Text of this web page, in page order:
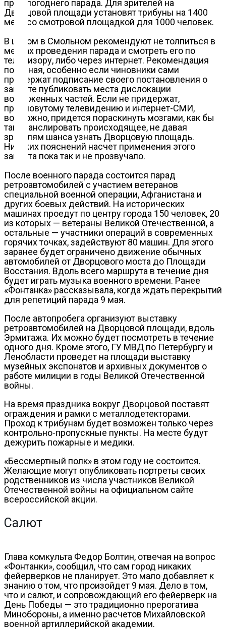
нас
Помощь
проекту
Контакты
прошлогоднего парада. Для зрителей на
Дворцовой площади установят трибуны на 1400
мест со смотровой площадкой для 1000 человек.
В целом в Смольном рекомендуют не толпиться в
местах проведения парада и смотреть его по
телевизору, либо через интернет. Рекомендация
понятная, особенно если чиновники сами
придержат подписание своего постановления о
запрете публиковать места дислокации
вооруженных частей. Если не придержат,
пресловутому телевидению и интернет-СМИ,
возможно, придется пораскинуть мозгами, как бы
так транслировать происходящее, не давая
зрителям шанса узнать Дворцовую площадь.
Никаких пояснений насчет применения этого
запрета пока так и не прозвучало.
После военного парада состоится парад
ретроавтомобилей с участием ветеранов
специальной военной операции, Афганистана и
других боевых действий. На исторических
машинах проедут по центру города 150 человек, 20
из которых — ветераны Великой Отечественной, а
остальные — участники операций в современных
горячих точках, задействуют 80 машин. Для этого
заранее будет ограничено движение обычных
автомобилей от Дворцового моста до Площади
Восстания. Вдоль всего маршрута в течение дня
будет играть музыка военного времени. Ранее
«Фонтанка» рассказывала, когда ждать перекрытий
для репетиций парада 9 мая.
После автопробега организуют выставку
ретроавтомобилей на Дворцовой площади, вдоль
Эрмитажа. Их можно будет посмотреть в течение
одного дня. Кроме этого, ГУ МВД по Петербургу и
Ленобласти проведет на площади выставку
музейных экспонатов и архивных документов о
работе милиции в годы Великой Отечественной
войны.
На время праздника вокруг Дворцовой поставят
ограждения и рамки с металлодетекторами.
Проход к трибунам будет возможен только через
контрольно-пропускные пункты. На месте будут
дежурить пожарные и медики.
«Бессмертный полк» в этом году не состоится.
Желающие могут опубликовать портреты своих
родственников из числа участников Великой
Отечественной войны на официальном сайте
всероссийской акции.
Салют
Глава комкульта Федор Болтин, отвечая на вопрос
«Фонтанки», сообщил, что сам город никаких
фейерверков не планирует. Это мало добавляет к
знанию о том, что произойдет 9 мая. Дело в том,
что и салют, и сопровождающий его фейерверк на
День Победы — это традиционно прерогатива
Минобороны, а именно расчетов Михайловской
военной артиллерийской академии.